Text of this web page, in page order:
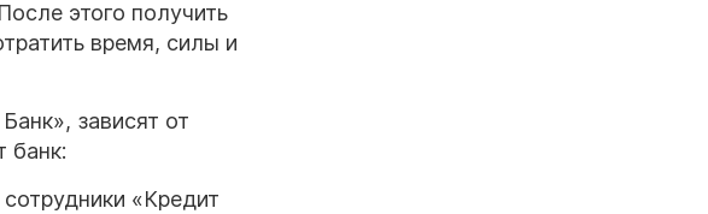
После этого получить
время, силы и
зависят от
банк:
«Кредит